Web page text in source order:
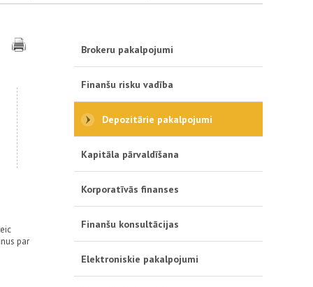
Brokeru pakalpojumi
Finanšu risku vadība
Depozitārie pakalpojumi
Kapitāla pārvaldīšana
Korporatīvās finanses
Finanšu konsultācijas
Elektroniskie pakalpojumi
par